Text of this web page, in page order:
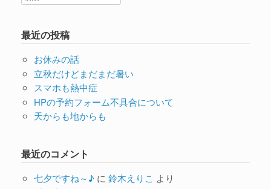
最近の投稿
お休みの話
立秋だけどまだまだ暑い
スマホも熱中症
HPの予約フォーム不具合について
天からも地からも
最近のコメント
七夕ですね～♪に 鈴木えりこ より